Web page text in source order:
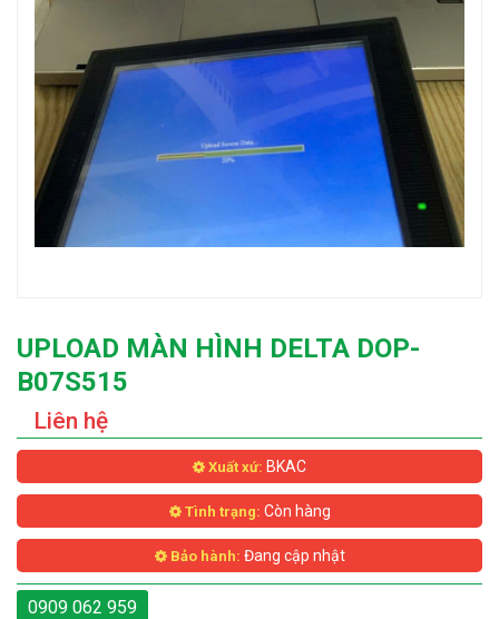
UPLOAD MÀN HÌNH DELTA DOP-
B07S515
Liên hệ
Xuất xứ: BKAC
Tình trạng: Còn hàng
Bảo hành: Đang cập nhật
0909 062 959